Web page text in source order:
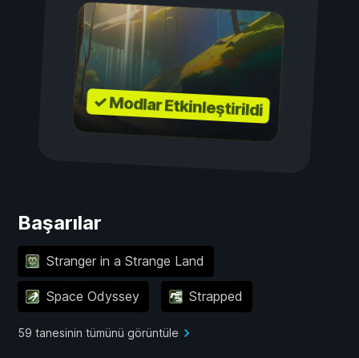
✓ Modlar Etkinleştirildi
Başarılar
Stranger in a Strange Land
Space Odyssey Strapped
59 tanesinin tümünü görüntüle